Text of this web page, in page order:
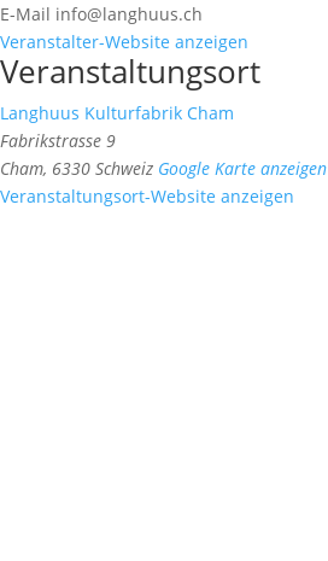
E-Mail info@langhuus.ch
Veranstalter-Website anzeigen
Veranstaltungsort
Langhuus Kulturfabrik Cham
Fabrikstrasse 9
Cham, 6330 Schweiz Google Karte anzeigen
Veranstaltungsort-Website anzeigen